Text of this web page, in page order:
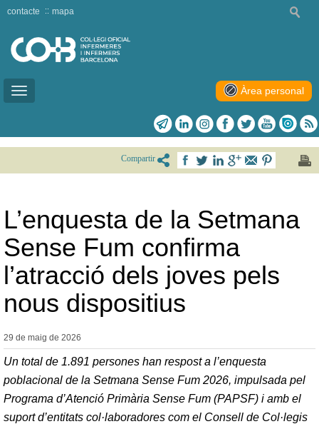
Toggle
contacte mapa
Àrea personal
Compartir
L’enquesta de la Setmana
Sense Fum confirma
l’atracció dels joves pels
nous dispositius
29 de maig de 2026
Un total de 1.891 persones han respost a l’enquesta
poblacional de la Setmana Sense Fum 2026, impulsada pel
Programa d’Atenció Primària Sense Fum (PAPSF) i amb el
suport d’entitats col·laboradores com el Consell de Col·legis